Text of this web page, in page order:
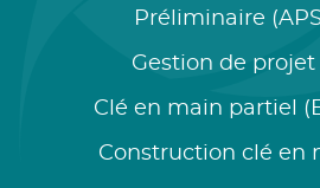
Préliminaire
Gestion de projet
Clé en main partiel
Construction clé en